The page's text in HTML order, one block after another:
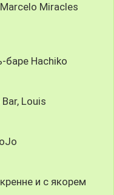
Miracles
баре Hachiko
Louis
и с якорем